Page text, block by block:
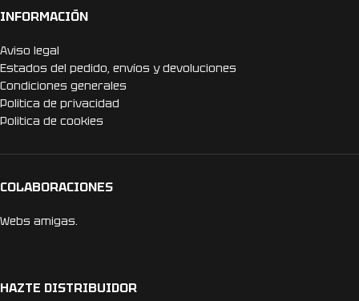
INFORMACIÓN
Aviso legal
Estados del pedido, envíos y devoluciones
Condiciones generales
Politica de privacidad
Politica de cookies
COLABORACIONES
Webs amigas.
HAZTE DISTRIBUIDOR